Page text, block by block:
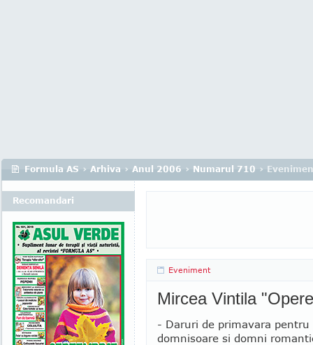
Formula AS › Arhiva › Anul 2006 › Numarul 710 ›
Eveniment
Mircea Vintila
- Daruri de primavara pentru
domnisoare si domni
Recomandari